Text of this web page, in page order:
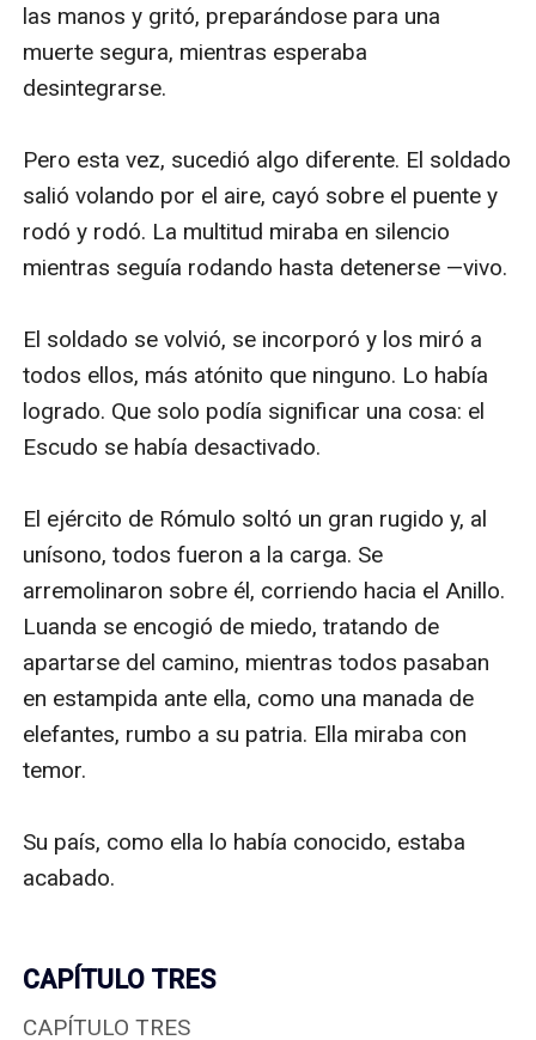
las manos y gritó, preparándose para una
muerte segura, mientras esperaba
desintegrarse.
Pero esta vez, sucedió algo diferente. El soldado
salió volando por el aire, cayó sobre el puente y
rodó y rodó. La multitud miraba en silencio
mientras seguía rodando hasta detenerse —vivo.
El soldado se volvió, se incorporó y los miró a
todos ellos, más atónito que ninguno. Lo había
logrado. Que solo podía significar una cosa: el
Escudo se había desactivado.
El ejército de Rómulo soltó un gran rugido y, al
unísono, todos fueron a la carga. Se
arremolinaron sobre él, corriendo hacia el Anillo.
Luanda se encogió de miedo, tratando de
apartarse del camino, mientras todos pasaban
en estampida ante ella, como una manada de
elefantes, rumbo a su patria. Ella miraba con
temor.
Su país, como ella lo había conocido, estaba
acabado.
CAPÍTULO TRES
CAPÍTULO TRES